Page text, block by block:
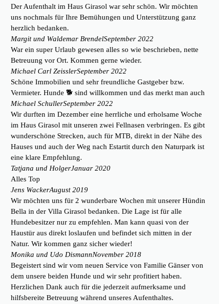
Der Aufenthalt im Haus Girasol war sehr schön. Wir möchten
uns nochmals für Ihre Bemühungen und Unterstützung ganz
herzlich bedanken.
Margit und Waldemar BrendelSeptember 2022
War ein super Urlaub gewesen alles so wie beschrieben, nette
Betreuung vor Ort. Kommen gerne wieder.
Michael Carl ZeisslerSeptember 2022
Schöne Immobilien und sehr freundliche Gastgeber bzw.
Vermieter. Hunde 🐕 sind willkommen und das merkt man auch
Michael SchullerSeptember 2022
Wir durften im Dezember eine herrliche und erholsame Woche
im Haus Girasol mit unseren zwei Fellnasen verbringen. Es gibt
wunderschöne Strecken, auch für MTB, direkt in der Nähe des
Hauses und auch der Weg nach Estartit durch den Naturpark ist
eine klare Empfehlung.
Tatjana und HolgerJanuar 2020
Alles Top
Jens WackerAugust 2019
Wir möchten uns für 2 wunderbare Wochen mit unserer Hündin
Bella in der Villa Girasol bedanken. Die Lage ist für alle
Hundebesitzer nur zu empfehlen. Man kann quasi von der
Haustür aus direkt loslaufen und befindet sich mitten in der
Natur. Wir kommen ganz sicher wieder!
Monika und Udo DismannNovember 2018
Begeistert sind wir vom neuen Service von Familie Gänser von
dem unsere beiden Hunde und wir sehr profitiert haben.
Herzlichen Dank auch für die jederzeit aufmerksame und
hilfsbereite Betreuung während unseres Aufenthaltes.